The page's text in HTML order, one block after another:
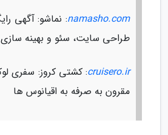
namasho.com: نماشو: آگهی
طراحی سایت، سئو و بهینه
cruisero.ir: کشتی کروز: سفری
مقرون به صرفه به اقیانوس ها